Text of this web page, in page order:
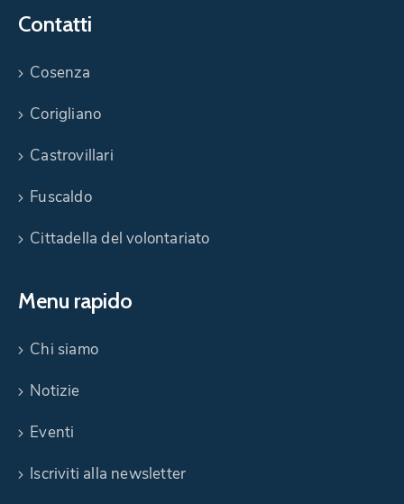
Contatti
Cosenza
Corigliano
Castrovillari
Fuscaldo
Cittadella del volontariato
Menu rapido
Chi siamo
Notizie
Eventi
Iscriviti alla newsletter